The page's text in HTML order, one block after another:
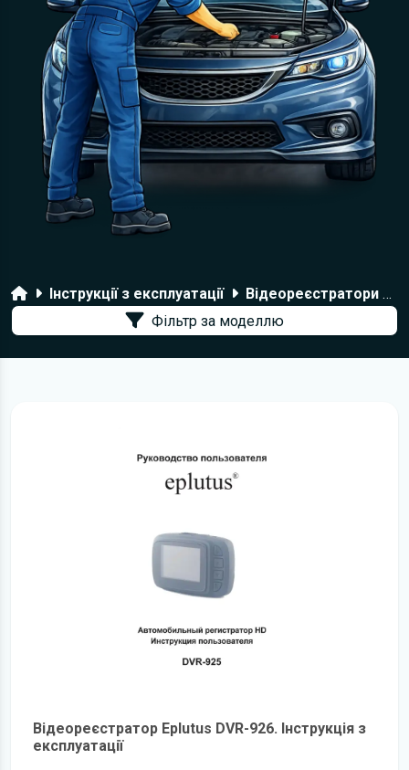
ГоловнаІнструкції з експлуатації
Відеореєстратори Eplutus
Фільтр за моделлю
Відеореєстратор Eplutus DVR-926. Інструкція з
експлуатації